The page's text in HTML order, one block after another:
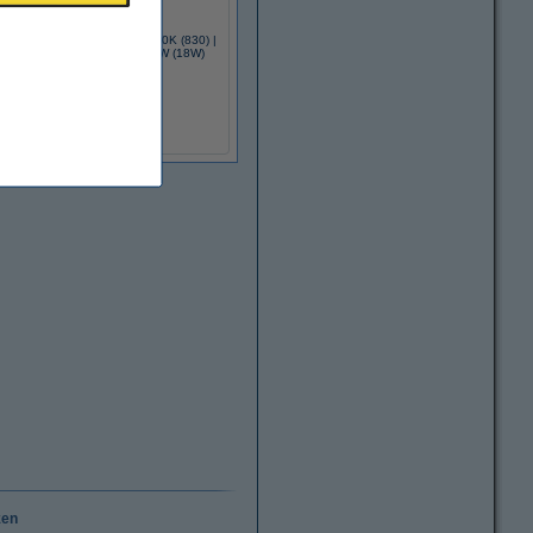
LED TL buis 73 cm | 3000K (830) |
lumen (SO) | T8 (G13) | 9W (18W)